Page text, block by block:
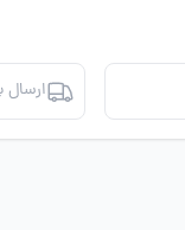
ارسال